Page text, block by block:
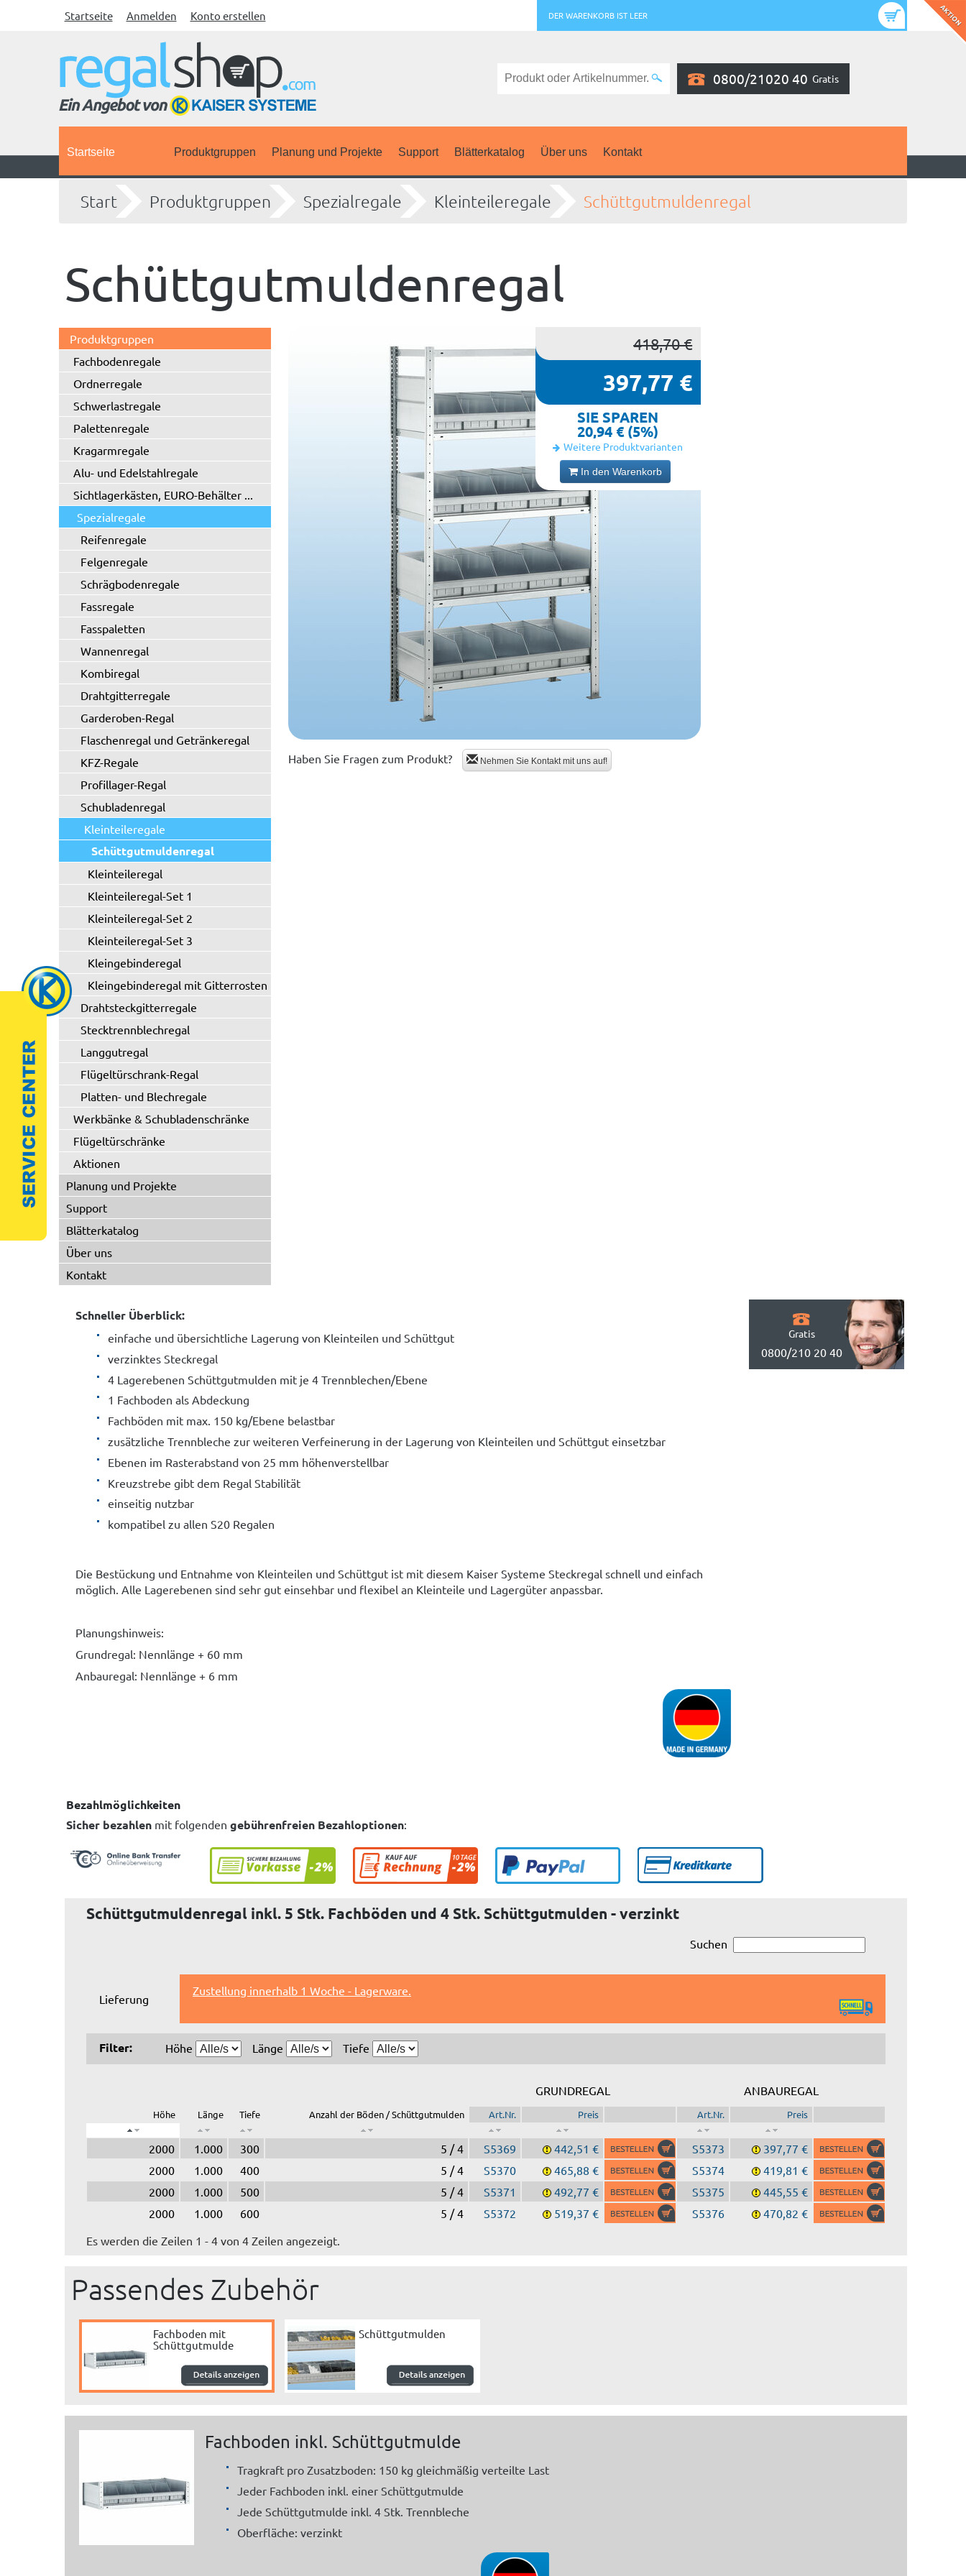
Startseite Anmelden Konto erstellen DER WARENKORB IST LEER
0800/21020 40 Gratis
Startseite Produktgruppen Planung und Projekte Support Blätterkatalog Über uns Kontakt
Start Produktgruppen Spezialregale Kleinteileregale Schüttgutmuldenregal
Schüttgutmuldenregal
Produktgruppen
Fachbodenregale
Ordnerregale
Schwerlastregale
Palettenregale
Kragarmregale
Alu- und Edelstahlregale
Sichtlagerkästen, EURO-Behälter ...
Spezialregale
Reifenregale
Felgenregale
Schrägbodenregale
Fassregale
Fasspaletten
Wannenregal
Kombiregal
Drahtgitterregale
Garderoben-Regal
Flaschenregal und Getränkeregal
KFZ-Regale
Profillager-Regal
Schubladenregal
Kleinteileregale
Schüttgutmuldenregal
Kleinteileregal
Kleinteileregal-Set 1
Kleinteileregal-Set 2
Kleinteileregal-Set 3
Kleingebinderegal
Kleingebinderegal mit Gitterrosten
Drahtsteckgitterregale
Stecktrennblechregal
Langgutregal
Flügeltürschrank-Regal
Platten- und Blechregale
Werkbänke & Schubladenschränke
Flügeltürschränke
Aktionen
Planung und Projekte
Support
Blätterkatalog
Über uns
Kontakt
418,70 €
397,77 €
SIE SPAREN
20,94 € (5%)
Weitere Produktvarianten
In den Warenkorb
Haben Sie Fragen zum Produkt? Nehmen Sie Kontakt mit uns auf!
Schneller Überblick:
einfache und übersichtliche Lagerung von Kleinteilen und Schüttgut
verzinktes Steckregal
4 Lagerebenen Schüttgutmulden mit je 4 Trennblechen/Ebene
1 Fachboden als Abdeckung
Fachböden mit max. 150 kg/Ebene belastbar
zusätzliche Trennbleche zur weiteren Verfeinerung in der Lagerung von Kleinteilen und Schüttgut einsetzbar
Ebenen im Rasterabstand von 25 mm höhenverstellbar
Kreuzstrebe gibt dem Regal Stabilität
einseitig nutzbar
kompatibel zu allen S20 Regalen
Die Bestückung und Entnahme von Kleinteilen und Schüttgut ist mit diesem Kaiser Systeme Steckregal schnell und einfach
möglich. Alle Lagerebenen sind sehr gut einsehbar und flexibel an Kleinteile und Lagergüter anpassbar.
Planungshinweis:
Grundregal: Nennlänge + 60 mm
Anbauregal: Nennlänge + 6 mm
Gratis
0800/210 20 40
Bezahlmöglichkeiten
Sicher bezahlen mit folgenden gebührenfreien Bezahloptionen:
Schüttgutmuldenregal inkl. 5 Stk. Fachböden und 4 Stk. Schüttgutmulden - verzinkt
Suchen
Lieferung
Zustellung innerhalb 1 Woche - Lagerware.
Filter: Höhe Länge Tiefe
GRUNDREGAL ANBAUREGAL
Höhe Länge Tiefe Anzahl der Böden / Schüttgutmulden Art.Nr. Preis Art.Nr. Preis
2000 1.000 300 5 / 4 S5369 442,51 € S5373
397,77 €
2000
1.000 400 5 / 4 S5370 465,88 € S5374
419,81 €
2000
1.000 500 5 / 4 S5371 492,77 € S5375
445,55 €
2000
1.000 600 5 / 4 S5372 519,37 € S5376
470,82 €
Es werden die Zeilen 1 - 4 von 4 Zeilen angezeigt.
Passendes Zubehör
Fachboden mit
Schüttgutmulde
Schüttgutmulden
Fachboden inkl. Schüttgutmulde
Tragkraft pro Zusatzboden: 150 kg gleichmäßig verteilte Last
Jeder Fachboden inkl. einer Schüttgutmulde
Jede Schüttgutmulde inkl. 4 Stk. Trennbleche
Oberfläche: verzinkt